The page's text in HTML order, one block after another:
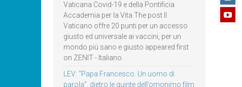
Vaticana Covid-19 e della Pontificia
Accademia per la Vita The post Il
Vaticano offre 20 punti per un accesso
giusto ed universale ai vaccini, per un
mondo più sano e giusto appeared first
on ZENIT - Italiano.
LEV: “Papa Francesco. Un uomo di
parola”, dietro le quinte dell’omonimo film